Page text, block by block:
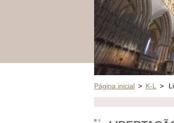
Página inicial > K-L >